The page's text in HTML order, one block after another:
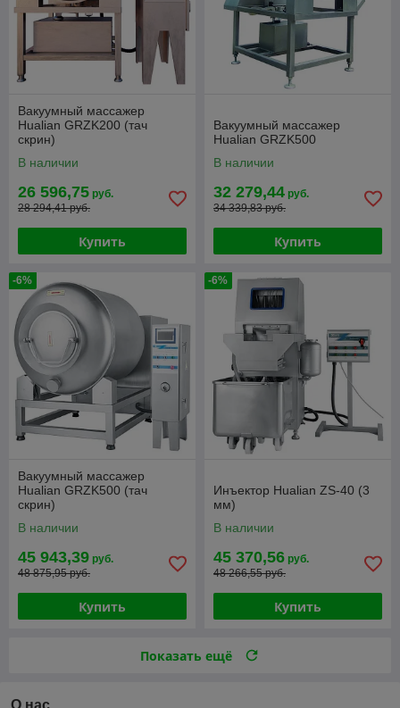
Вакуумный массажер
Hualian GRZK200 (тач
скрин)
В наличии
26 596,75 руб.
28 294,41 руб.
Купить
Вакуумный массажер
Hualian GRZK500
В наличии
32 279,44 руб.
34 339,83 руб.
Купить
-6%
Вакуумный массажер
Hualian GRZK500 (тач
скрин)
В наличии
45 943,39 руб.
48 875,95 руб.
Купить
-6%
Инъектор Hualian ZS-40 (3
мм)
В наличии
45 370,56 руб.
48 266,55 руб.
Купить
Показать ещё